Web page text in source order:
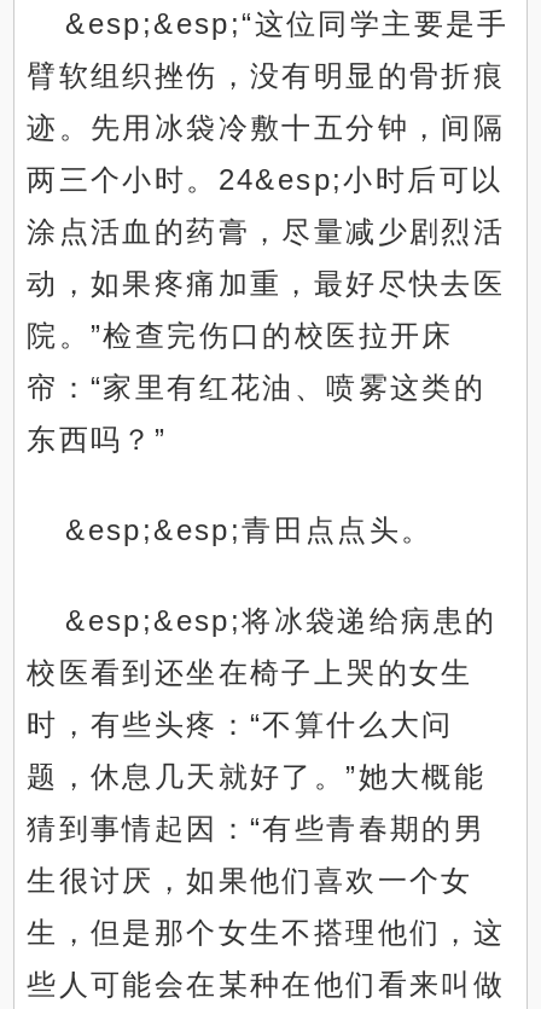
&esp;&esp;“这位同学主要是手
臂软组织挫伤，没有明显的骨折痕
迹。先用冰袋冷敷十五分钟，间隔
两三个小时。24&esp;小时后可以
涂点活血的药膏，尽量减少剧烈活
动，如果疼痛加重，最好尽快去医
院。”检查完伤口的校医拉开床
帘：“家里有红花油、喷雾这类的
东西吗？”
&esp;&esp;青田点点头。
&esp;&esp;将冰袋递给病患的
校医看到还坐在椅子上哭的女生
时，有些头疼：“不算什么大问
题，休息几天就好了。”她大概能
猜到事情起因：“有些青春期的男
生很讨厌，如果他们喜欢一个女
生，但是那个女生不搭理他们，这
些人可能会在某种在他们看来叫做